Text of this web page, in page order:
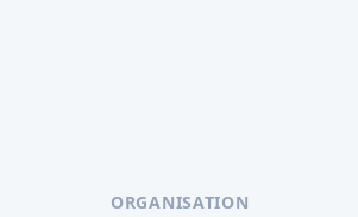
ORGANISATION